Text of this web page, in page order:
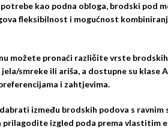
kao podna obloga, brodski pod
fleksibilnost i mogućnost
možete pronaći različite vrste
smreke ili ariša, a dostupne su klase
i zahtjevima.
između brodskih podova s ravnim
prilagodite izgled poda prema